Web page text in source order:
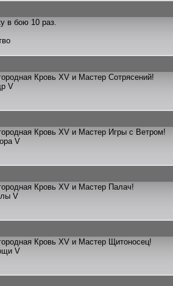
в бою 10 раз.
Кровь XV и Мастер Сотрясений!
V
Кровь XV и Мастер Игры с Ветром!
V
Кровь XV и Мастер Палач!
V
Кровь XV и Мастер Щитоносец!
V